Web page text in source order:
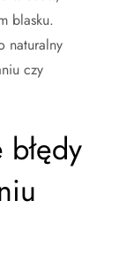
blasku.
naturalny
czy
błędy